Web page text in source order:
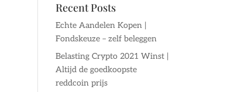
Recent Posts
Echte Aandelen Kopen |
Fondskeuze – zelf beleggen
Belasting Crypto 2021 Winst |
Altijd de goedkoopste
reddcoin prijs